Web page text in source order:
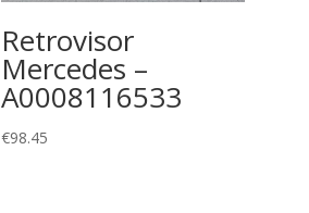
Retrovisor
Mercedes –
A0008116533
€98.45